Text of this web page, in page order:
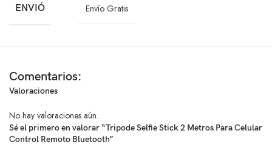
ENVIÓ Envío Gratis
Comentarios:
Valoraciones
No hay valoraciones aún.
Sé el primero en valorar “Tripode Selfie Stick 2 Metros Para Celular
Control Remoto Bluetooth”